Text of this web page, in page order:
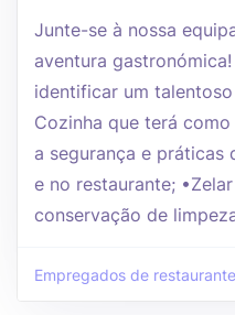
Junte-se à nossa
aventura
identificar um
Cozinha que terá
a segurança e práticas
e no restaurante;
conservação de
Empregados de restaurante